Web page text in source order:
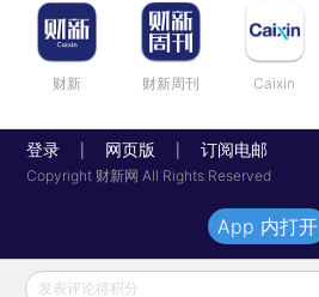
财新 财新周刊 Caixin
登录 网页版 订阅电邮
Copyright 财新网 All Rights Reserved
发表评论得积分
App 内打开